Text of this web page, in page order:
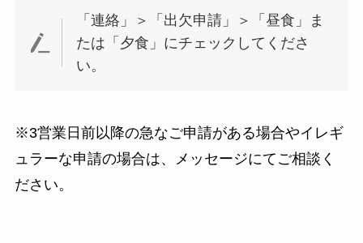
「連絡」＞「出欠申請」＞「昼食」ま
たは「夕食」にチェックしてくださ
い。
※3営業日前以降の急なご申請がある場合やイレギ
ュラーな申請の場合は、メッセージにてご相談く
ださい。